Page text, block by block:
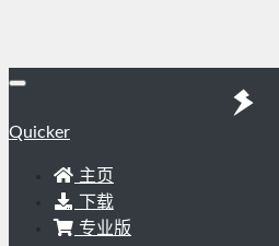
Quicker
主页
下载
专业版